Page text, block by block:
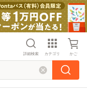
詳細検索 カテゴリ かご